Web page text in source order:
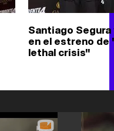
Santiago Segura
en el estreno
lethal crisis"